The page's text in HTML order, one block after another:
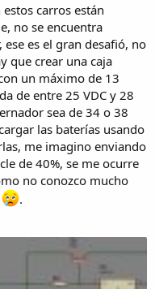
carros están
no se encuentra
es el gran desafió, no
que crear una caja
un máximo de 13
de entre 25 VDC y 28
sea de 34 o 38
las baterías usando
me imagino enviando
de 40%, se me ocurre
no conozco mucho
.